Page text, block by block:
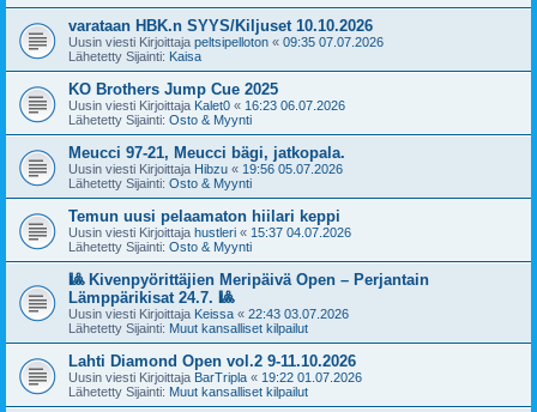
varataan HBK.n SYYS/Kiljuset 10.10.2026
Uusin viesti Kirjoittaja peltsipelloton « 09:35 07.07.2026
Lähetetty Sijainti: Kaisa
KO Brothers Jump Cue 2025
Uusin viesti Kirjoittaja Kalet0 « 16:23 06.07.2026
Lähetetty Sijainti: Osto & Myynti
Meucci 97-21, Meucci bägi, jatkopala.
Uusin viesti Kirjoittaja Hibzu « 19:56 05.07.2026
Lähetetty Sijainti: Osto & Myynti
Temun uusi pelaamaton hiilari keppi
Uusin viesti Kirjoittaja hustleri « 15:37 04.07.2026
Lähetetty Sijainti: Osto & Myynti
🎱 Kivenpyörittäjien Meripäivä Open – Perjantain
Lämppärikisat 24.7. 🎱
Uusin viesti Kirjoittaja Keissa « 22:43 03.07.2026
Lähetetty Sijainti: Muut kansalliset kilpailut
Lahti Diamond Open vol.2 9-11.10.2026
Uusin viesti Kirjoittaja BarTripla « 19:22 01.07.2026
Lähetetty Sijainti: Muut kansalliset kilpailut